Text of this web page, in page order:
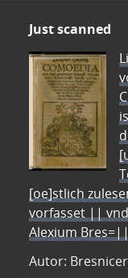
Just scanned
[oe]stlich
vorfasset ||
Alexium
Autor: